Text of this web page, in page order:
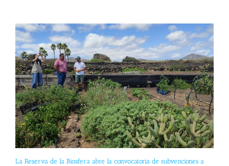
La Reserva de la Biosfera abre la convocatoria de subvenciones a